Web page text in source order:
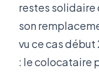
restes solidaire
son
vu ce cas
: le colocataire